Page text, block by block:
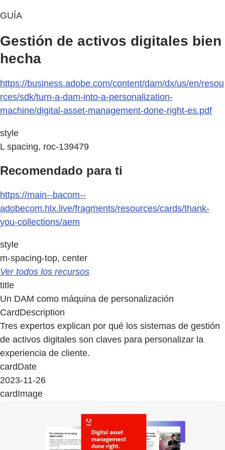
GUÍA
Gestión de activos digitales bien
hecha
https://business.adobe.com/content/dam/dx/us/en/resou
rces/sdk/turn-a-dam-into-a-personalization-
machine/digital-asset-management-done-right-es.pdf
style
L spacing, roc-139479
Recomendado para ti
https://main--bacom--
adobecom.hlx.live/fragments/resources/cards/thank-
you-collections/aem
style
m-spacing-top, center
Ver todos los recursos
title
Un DAM como máquina de personalización
CardDescription
Tres expertos explican por qué los sistemas de gestión
de activos digitales son claves para personalizar la
experiencia de cliente.
cardDate
2023-11-26
cardImage